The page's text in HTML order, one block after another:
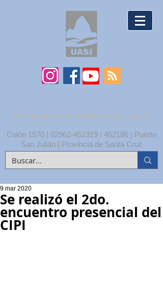
UNPA | UNIDAD ACADÉMICA SAN JULIÁN
Colón 1570 | 02962-452319 / 452186 | Puerto
San Julián | Provincia de Santa Cruz
Se realizó el 2do.
encuentro presencial del
CIPI
9 mar 2020